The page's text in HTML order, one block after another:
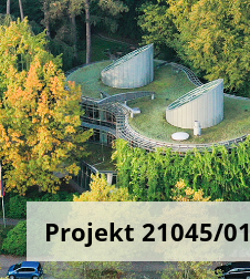
Projekt 21045/01